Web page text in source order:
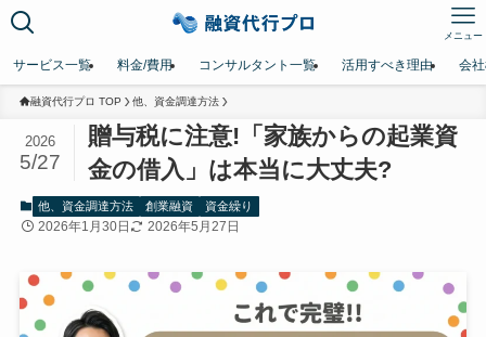
メニュー
サービス一覧 料金/費用 コンサルタント一覧 活用すべき理由 会
融資代行プロ TOP 他、資金調達方法
贈与税に注意!「家族からの起業資
金の借入」は本当に大丈夫?
2026
5/27
他、資金調達方法 創業融資 資金繰り
2026年1月30日 2026年5月27日